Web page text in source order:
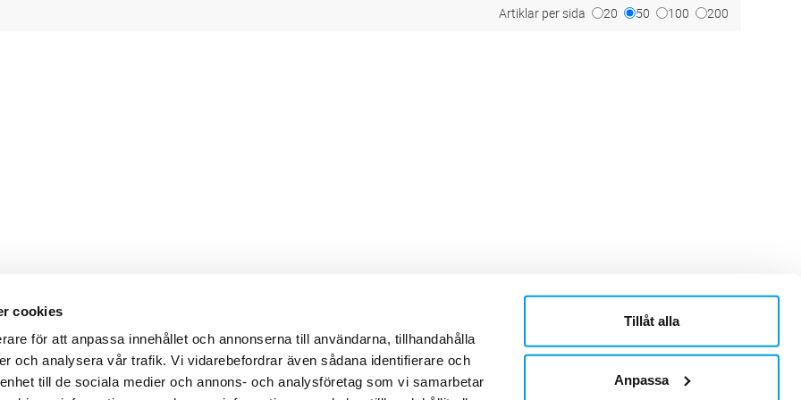
cookies
för att anpassa innehållet och annonserna till användarna, tillhandahålla
och analysera vår trafik. Vi vidarebefordrar även sådana identifierare och
till de sociala medier och annons- och analysföretag som vi samarbetar
Tillåt alla
Anpassa
inte skada expanderns
att inte glida på huvudet.
Artiklar per sida 20 50 100 200
användare
Leverans- och betalningsvillkor
Elektronisk kommunikation
Produktväljare
Om Sonepar
Historik
Kontaktblad
Ledningsgrupp